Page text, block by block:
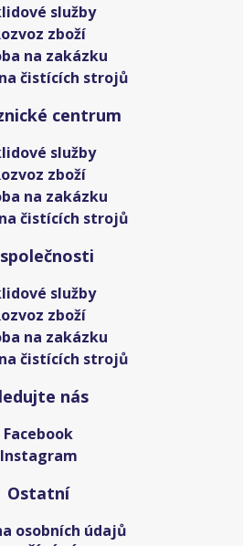
služby
zboží
na zakázku
čistících strojů
centrum
služby
zboží
na zakázku
čistících strojů
služby
zboží
na zakázku
čistících strojů
nás
Facebook
Instagram
Ostatní
osobních údajů